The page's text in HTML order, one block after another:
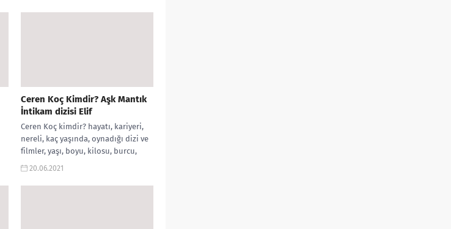
Ceren Koç Kimdir? Aşk Mantık
İntikam dizisi Elif
Ceren Koç kimdir? hayatı, kariyeri,
nereli, kaç yaşında, oynadığı dizi ve
filmler, yaşı, boyu, kilosu, burcu,
instagram hesabı, dizileri gibi...
20.06.2021